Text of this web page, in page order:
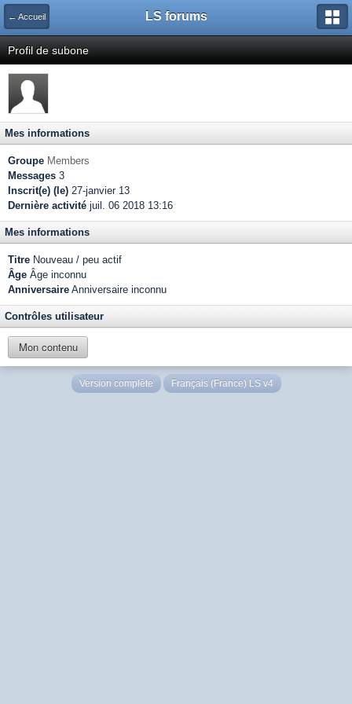
← Accueil LS forums
Profil de subone
Mes informations
Groupe Members
Messages 3
Inscrit(e) (le) 27-janvier 13
Dernière activité juil. 06 2018 13:16
Mes informations
Titre Nouveau / peu actif
Âge Âge inconnu
Anniversaire Anniversaire inconnu
Contrôles utilisateur
Mon contenu
Version complète Français (France) LS v4